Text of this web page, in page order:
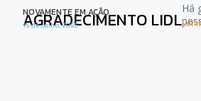
NOVAMENTE EM AÇÃO
AGRADECIMENTO LIDL
15 de Julho, 2026
Há
Ler